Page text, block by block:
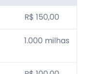
R$ 150,00
1.000 milhas